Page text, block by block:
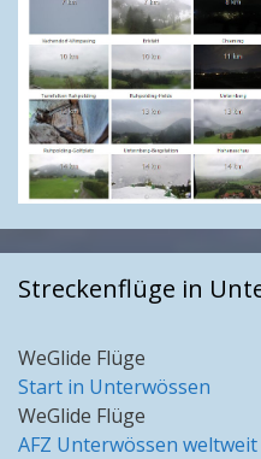
Streckenflüge in
WeGlide Flüge
Start in Unterwössen
WeGlide Flüge
AFZ Unterwössen weltweit